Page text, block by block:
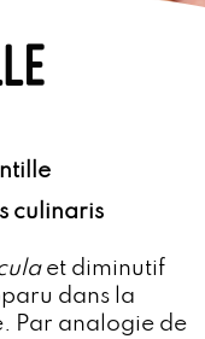
culinaris
et diminutif
dans la
Par analogie de